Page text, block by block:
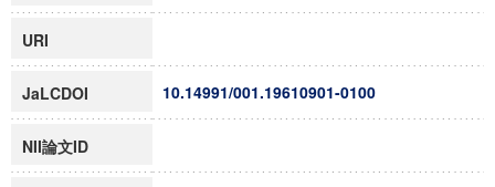
URI
JaLCDOI 10.14991/001.19610901-0100
NII論文ID